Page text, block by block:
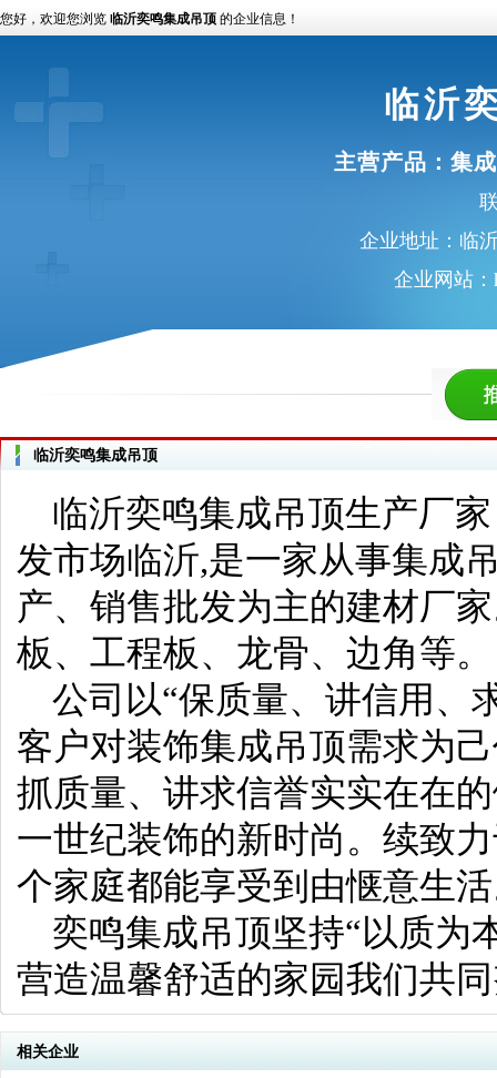
您好，欢迎您浏览 临沂奕鸣集成吊顶 的企业信息！
临沂
主营产品： 集
企业地址：临
企业网站：
临沂奕鸣集成吊顶
临沂奕鸣集成吊顶生产厂
发市场临沂,是一家从事集成
产、销售批发为主的建材厂
板、工程板、龙骨、边角等。
公司以“保质量、讲信用、
客户对装饰集成吊顶需求为
抓质量、讲求信誉实实在在
一世纪装饰的新时尚。续致
个家庭都能享受到由惬意生
奕鸣集成吊顶坚持“以质为
营造温馨舒适的家园我们共
相关企业